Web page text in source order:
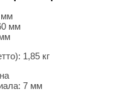
мм
мм
1,85 кг
7 мм